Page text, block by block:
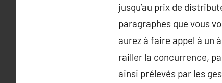
jusqu’au prix de
paragraphes que vous
aurez à faire appel à un
railler la concurrence,
ainsi prélevés par les